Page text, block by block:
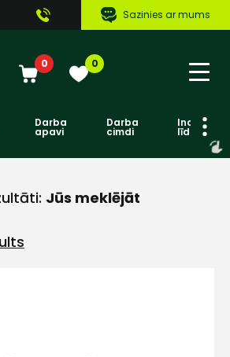
Sazinies ar mums
0 0
Darba
apavi
Darba
cimdi līdzekļi
Jūs meklējāt